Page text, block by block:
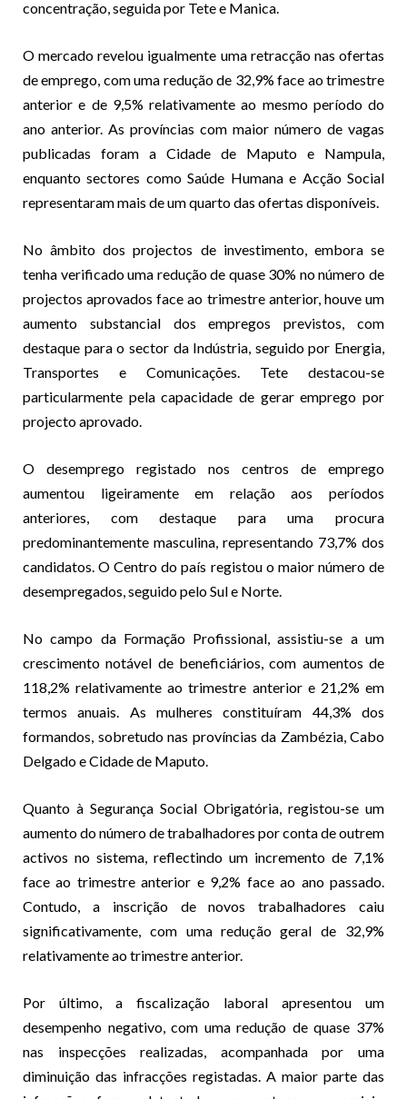
concentração, seguida por Tete e Manica.
O mercado revelou igualmente uma retracção nas ofertas
de emprego, com uma redução de 32,9% face ao trimestre
anterior e de 9,5% relativamente ao mesmo período do
ano anterior. As províncias com maior número de vagas
publicadas foram a Cidade de Maputo e Nampula,
enquanto sectores como Saúde Humana e Acção Social
representaram mais de um quarto das ofertas disponíveis.
No âmbito dos projectos de investimento, embora se
tenha verificado uma redução de quase 30% no número de
projectos aprovados face ao trimestre anterior, houve um
aumento substancial dos empregos previstos, com
destaque para o sector da Indústria, seguido por Energia,
Transportes e Comunicações. Tete destacou-se
particularmente pela capacidade de gerar emprego por
projecto aprovado.
O desemprego registado nos centros de emprego
aumentou ligeiramente em relação aos períodos
anteriores, com destaque para uma procura
predominantemente masculina, representando 73,7% dos
candidatos. O Centro do país registou o maior número de
desempregados, seguido pelo Sul e Norte.
No campo da Formação Profissional, assistiu-se a um
crescimento notável de beneficiários, com aumentos de
118,2% relativamente ao trimestre anterior e 21,2% em
termos anuais. As mulheres constituíram 44,3% dos
formandos, sobretudo nas províncias da Zambézia, Cabo
Delgado e Cidade de Maputo.
Quanto à Segurança Social Obrigatória, registou-se um
aumento do número de trabalhadores por conta de outrem
activos no sistema, reflectindo um incremento de 7,1%
face ao trimestre anterior e 9,2% face ao ano passado.
Contudo, a inscrição de novos trabalhadores caiu
significativamente, com uma redução geral de 32,9%
relativamente ao trimestre anterior.
Por último, a fiscalização laboral apresentou um
desempenho negativo, com uma redução de quase 37%
nas inspecções realizadas, acompanhada por uma
diminuição das infracções registadas. A maior parte das